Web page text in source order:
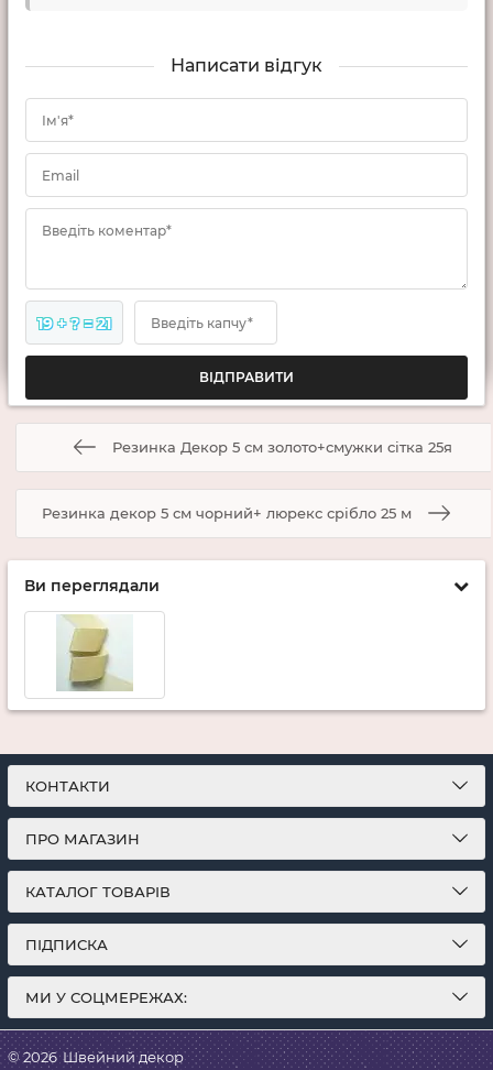
Написати відгук
Ім'я*
Email
Введіть коментар*
19 + ? = 21 Введіть капчу*
Резинка Декор 5 см золото+смужки сітка 25я
Резинка декор 5 см чорний+ люрекс срібло 25 м
Ви переглядали
КОНТАКТИ
ПРО МАГАЗИН
КАТАЛОГ ТОВАРІВ
ПІДПИСКА
МИ У СОЦМЕРЕЖАХ:
© 2026 Швейний декор